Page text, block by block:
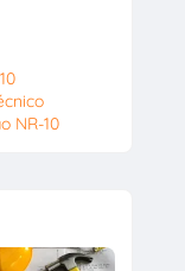
NR-10